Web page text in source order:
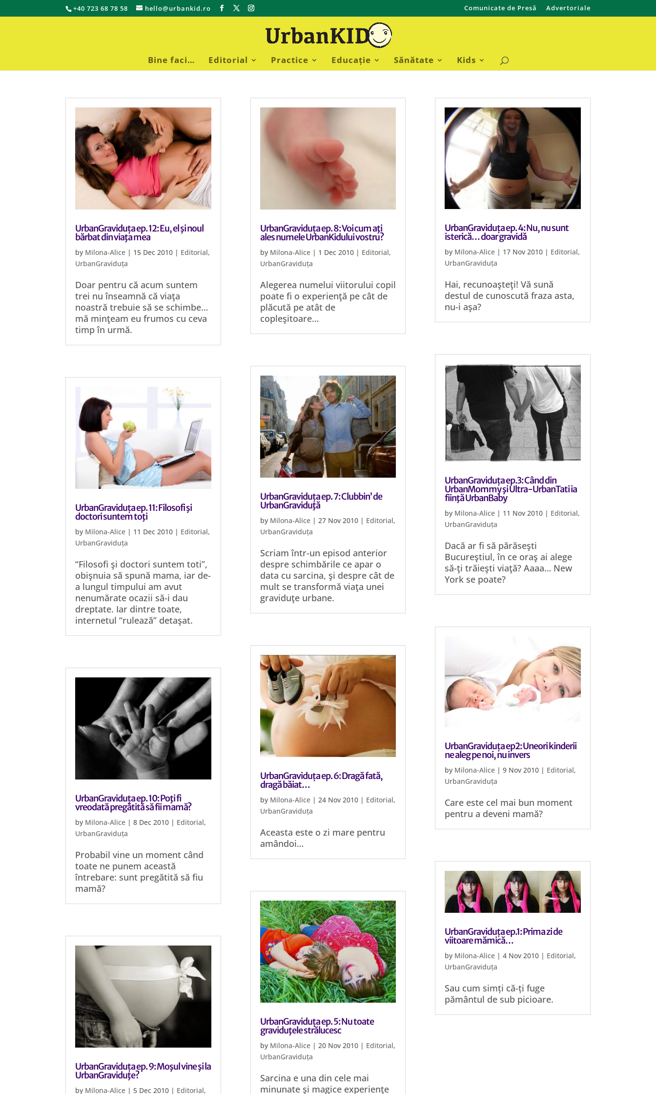
+40 723 68 78 58 hello@urbankid.ro Comunicate de Presă Advertoriale
Bine faci… Editorial Practice Educație Sănătate Kids
UrbanGraviduța ep. 12: Eu, el şi noul
bărbat din viaţa mea
by Milona-Alice | 15 Dec 2010 | Editorial,
UrbanGraviduța
Doar pentru că acum suntem
trei nu înseamnă că viaţa
noastră trebuie să se schimbe…
mă minţeam eu frumos cu ceva
timp în urmă.
UrbanGraviduța ep. 11: Filosofi şi
doctori suntem toţi
by Milona-Alice | 11 Dec 2010 | Editorial,
UrbanGraviduța
“Filosofi şi doctori suntem toti”,
obişnuia să spună mama, iar de-
a lungul timpului am avut
nenumărate ocazii să-i dau
dreptate. Iar dintre toate,
internetul “rulează” detaşat.
UrbanGraviduța ep. 10: Poţi fi
vreodată pregătită să fii mamă?
by Milona-Alice |8 Dec 2010 | Editorial,
UrbanGraviduța
Probabil vine un moment când
toate ne punem această
întrebare: sunt pregătită să fiu
mamă?
UrbanGraviduța ep. 9: Moşul vine şi la
UrbanGraviduţe?
by Milona-Alice | 5 Dec 2010 | Editorial,
UrbanGraviduța ep. 8: Voi cum aţi
ales numele UrbanKidului vostru?
by Milona-Alice| 1 Dec 2010| Editorial,
UrbanGraviduța
Alegerea numelui viitorului copil
poate fi o experienţă pe cât de
plăcută pe atât de
copleşitoare…
UrbanGraviduța ep. 7: Clubbin’ de
UrbanGraviduţă
by Milona-Alice| 27 Nov 2010| Editorial,
UrbanGraviduța
Scriam într-un episod anterior
despre schimbările ce apar o
data cu sarcina, şi despre cât de
mult se transformă viaţa unei
graviduţe urbane.
UrbanGraviduța ep. 6: Dragă fată,
dragă băiat…
by Milona-Alice| 24 Nov 2010| Editorial,
UrbanGraviduța
Aceasta este o zi mare pentru
amândoi…
UrbanGraviduța ep. 5: Nu toate
graviduţele strălucesc
by Milona-Alice| 20 Nov 2010| Editorial,
UrbanGraviduța
Sarcina e una din cele mai
minunate şi magice experienţe
UrbanGraviduța ep. 4: Nu, nu sunt
isterică… doar gravidă
by Milona-Alice | 17 Nov 2010 | Editorial,
UrbanGraviduța
Hai, recunoaşteţi! Vă sună
destul de cunoscută fraza asta,
nu-i aşa?
UrbanGraviduța ep.3: Când din
UrbanMommy şi Ultra-UrbanTati ia
fiinţă UrbanBaby
by Milona-Alice | 11 Nov 2010 | Editorial,
UrbanGraviduța
Dacă ar fi să părăseşti
Bucureştiul, în ce oraş ai alege
să-ţi trăieşti viaţă? Aaaa… New
York se poate?
UrbanGraviduța ep2: Uneori kinderii
ne aleg pe noi, nu invers
by Milona-Alice |9 Nov 2010 | Editorial,
UrbanGraviduța
Care este cel mai bun moment
pentru a deveni mamă?
UrbanGraviduța ep.1: Prima zi de
viitoare mămică…
by Milona-Alice |4 Nov 2010 | Editorial,
UrbanGraviduța
Sau cum simți că-ți fuge
pământul de sub picioare.